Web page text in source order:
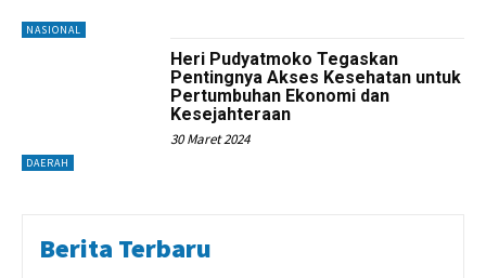
NASIONAL
DAERAH
Heri Pudyatmoko Tegaskan
Pentingnya Akses Kesehatan untuk
Pertumbuhan Ekonomi dan
Kesejahteraan
30 Maret 2024
Berita Terbaru